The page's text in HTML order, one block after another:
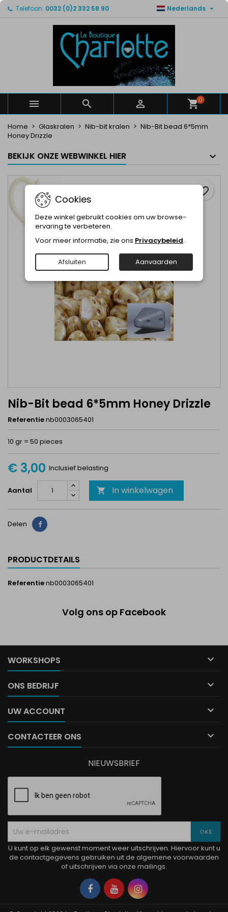
Telefoon: 0032 (0)2 332 58 90 Nederlands 
   0
Home Glaskralen Nib-bit kralen
Nib-Bit bead 6*5mm
Honey Drizzle
BEKIJK ONZE WEBWINKEL HIER
Nib-Bit bead 6*5mm Honey Drizzle
Referentienb0003065401
10 gr = 50 pieces
€ 3,00 Inclusief belasting
Aantal  In winkelwagen
favorite_border
Delen Delen
PRODUCTDETAILS
Referentienb0003065401
Volg ons op Facebook
WORKSHOPS 
ONS BEDRIJF 
UW ACCOUNT 
CONTACTEER ONS 
Mijn verlanglijsten ×
Maak een lijst
Maak een verlanglijst ×
Verlanglijst naam
Annuleren Maak een verlanglijst
Inloggen ×
U moet ingelogd zijn om producten in uw verlanglijst
Annuleren Inloggen
Cookies
Deze winkel gebruikt cookies om uw browse-
ervaring te verbeteren.
Voor meer informatie, zie ons Privacybeleid.
Afsluiten Aanvaarden
NIEUWSBRIEF
U kunt op elk gewenst moment weer uitschrijven. Hiervoor kunt u
de contactgegevens gebruiken uit de algemene voorwaarden
of uitschrijven via onze mailings.
Facebook
YouTubeInstagram